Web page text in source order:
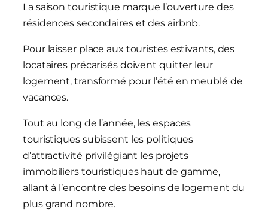
La saison touristique marque l’ouverture des
résidences secondaires et des airbnb.
Pour laisser place aux touristes estivants, des
locataires précarisés doivent quitter leur
logement, transformé pour l’été en meublé de
vacances.
Tout au long de l’année, les espaces
touristiques subissent les politiques
d’attractivité privilégiant les projets
immobiliers touristiques haut de gamme,
allant à l’encontre des besoins de logement du
plus grand nombre.